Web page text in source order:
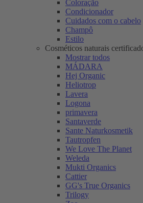
Coloração
Condicionador
Cuidados com o cabelo
Champô
Estilo
Cosméticos naturais
Mostrar todos
MÁDARA
Hej Organic
Heliotrop
Lavera
Logona
primavera
Santaverde
Sante Naturkosmetik
Tautropfen
We Love The Planet
Weleda
Mukti Organics
Cattier
GG's True Organics
Trilogy